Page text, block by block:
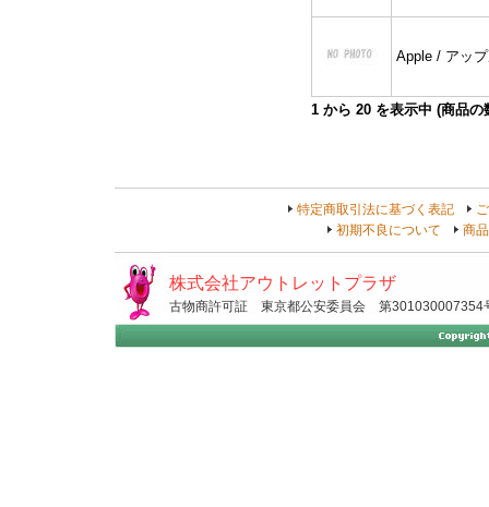
Apple / アッ
1 から 20 を表示中 (商品
特定商取引法に基づく表記
初期不良について
商
株式会社アウトレットプラザ
古物商許可証 東京都公安委員会 第301030007354